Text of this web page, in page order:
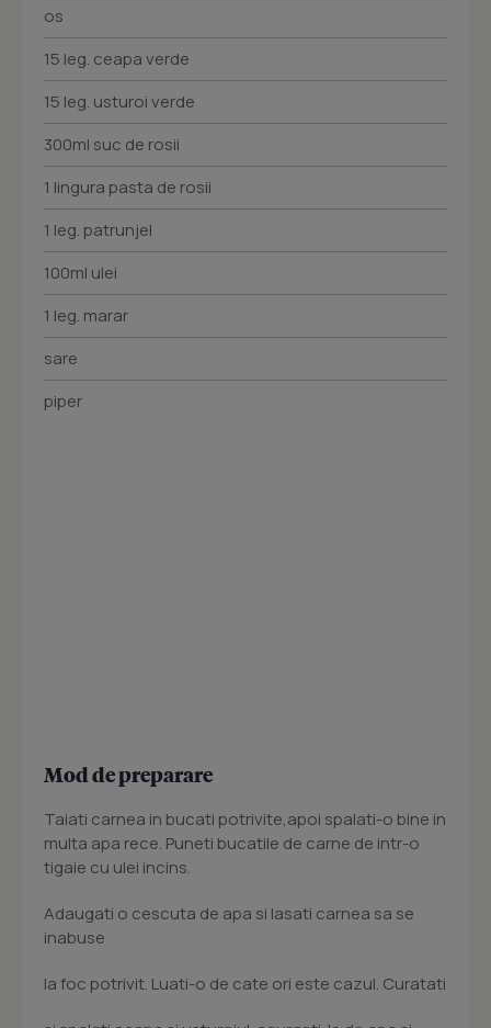
os
15 leg. ceapa verde
15 leg. usturoi verde
300ml suc de rosii
1 lingura pasta de rosii
1 leg. patrunjel
100ml ulei
1 leg. marar
sare
piper
Mod de preparare
Taiati carnea in bucati potrivite,apoi spalati-o bine in
multa apa rece. Puneti bucatile de carne de intr-o
tigaie cu ulei incins.
Adaugati o cescuta de apa si lasati carnea sa se
inabuse
la foc potrivit. Luati-o de cate ori este cazul. Curatati